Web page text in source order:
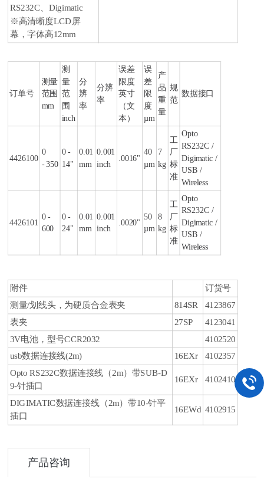
RS232C、Digimatic
※高清晰度LCD屏
幕，字体高12mm
订单号
测量
范围
mm
测
量
范
围
inch
分
辨
率
分辨
率
误差
限度
英寸
（文
本）
误
差
限
度
µm
产
品
重
量
规
范
数据接口
4426100
0
- 350
0 -
14"
0.01
mm
0.001
inch
.0016"
40
µm
7
kg
工
厂
标
准
Opto
RS232C /
Digimatic /
USB /
Wireless
4426101
0 -
600
0 -
24"
0.01
mm
0.001
inch
.0020"
50
µm
8
kg
工
厂
标
准
Opto
RS232C /
Digimatic /
USB /
Wireless
附件 订货号
测量/划线头，为硬质合金表夹 814SR
4123867
表夹
27SP
4123041
3V电池，型号CCR2032
4102520
usb数据连接线(2m) 16EXr
4102357
Opto RS232C数据连接线（2m）带SUB-D
9-针插口
16EXr 4102410
DIGIMATIC数据连接线（2m）带10-针平
插口
16EWd 4102915
产品咨询